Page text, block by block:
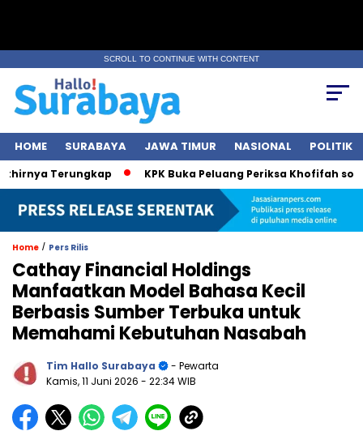
SCROLL TO CONTINUE WITH CONTENT
HOME SURABAYA JAWA TIMUR NASIONAL POLITIK
Terungkap KPK Buka Peluang Periksa Khofifah soal
Home / Pers Rilis
Cathay Financial Holdings
Manfaatkan Model Bahasa Kecil
Berbasis Sumber Terbuka untuk
Memahami Kebutuhan Nasabah
Tim Hallo Surabaya
- Pewarta
Kamis, 11 Juni 2026 - 22:34 WIB